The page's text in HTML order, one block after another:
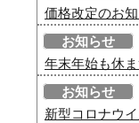
価格改定のお
お知らせ
年末年始も休
お知らせ
新型コロナウ